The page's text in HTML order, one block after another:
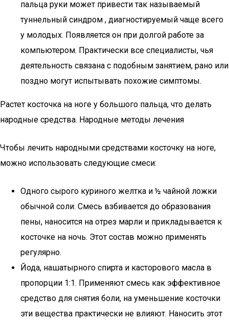
пальца руки может привести так называемый
туннельный синдром , диагностируемый чаще всего
у молодых. Появляется он при долгой работе за
компьютером. Практически все специалисты, чья
деятельность связана с подобным занятием, рано или
поздно могут испытывать похожие симптомы.
Растет косточка на ноге у большого пальца, что делать
народные средства. Народные методы лечения
Чтобы лечить народными средствами косточку на ноге,
можно использовать следующие смеси:
Одного сырого куриного желтка и ½ чайной ложки
обычной соли. Смесь взбивается до образования
пены, наносится на отрез марли и прикладывается к
косточке на ночь. Этот состав можно применять
регулярно.
Йода, нашатырного спирта и касторового масла в
пропорции 1:1. Применяют смесь как эффективное
средство для снятия боли, на уменьшение косточки
эти вещества практически не влияют. Наносить этот